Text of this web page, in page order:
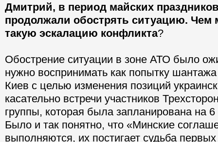
Дмитрий, в период майских
продолжали обострять ситуацию. Чем
такую эскалацию конфликта?
Обострение ситуации в зоне АТО было
нужно воспринимать как попытку
Киев с целью изменения позиций
касательно встречи участников
группы, которая была запланирована на
Было и так понятно, что «Минские
выполняются, их постигает судьба